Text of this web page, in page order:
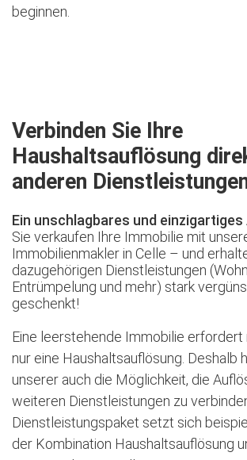
beginnen.
Verbinden Sie Ihre
Haushaltsauflösung
anderen
Ein unschlagbares und einzigartiges
Sie verkaufen Ihre Immobilie mit
Immobilienmakler in Celle – und
dazugehörigen Dienstleistungen
Entrümpelung und mehr) stark
geschenkt!
Eine leerstehende Immobilie erfordert
nur eine Haushaltsauflösung. Deshalb
unserer auch die Möglichkeit, die
weiteren Dienstleistungen zu
Dienstleistungspaket setzt sich
der Kombination Haushaltsauflösung